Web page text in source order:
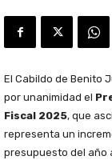
El Cabildo de Benito
por unanimidad el
Fiscal 2025, que
representa un
presupuesto del año